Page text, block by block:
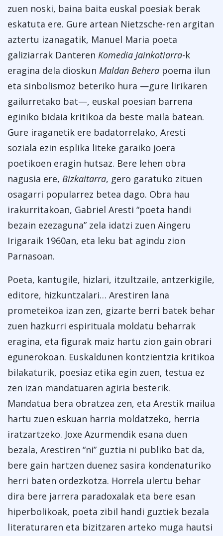
zuen noski, baina baita euskal poesiak berak
eskatuta ere. Gure artean Nietzsche-ren argitan
aztertu izanagatik, Manuel Maria poeta
galiziarrak Danteren Komedia Jainkotiarra-k
eragina dela dioskun Maldan Behera poema ilun
eta sinbolismoz beteriko hura —gure lirikaren
gailurretako bat—, euskal poesian barrena
eginiko bidaia kritikoa da beste maila batean.
Gure iraganetik ere badatorrelako, Aresti
soziala ezin esplika liteke garaiko joera
poetikoen eragin hutsaz. Bere lehen obra
nagusia ere, Bizkaitarra, gero garatuko zituen
osagarri popularrez betea dago. Obra hau
irakurritakoan, Gabriel Aresti “poeta handi
bezain ezezaguna” zela idatzi zuen Aingeru
Irigaraik 1960an, eta leku bat agindu zion
Parnasoan.
Poeta, kantugile, hizlari, itzultzaile, antzerkigile,
editore, hizkuntzalari… Arestiren lana
prometeikoa izan zen, gizarte berri batek behar
zuen hazkurri espirituala moldatu beharrak
eragina, eta figurak maiz hartu zion gain obrari
egunerokoan. Euskaldunen kontzientzia kritikoa
bilakaturik, poesiaz etika egin zuen, testua ez
zen izan mandatuaren agiria besterik.
Mandatua bera obratzea zen, eta Arestik mailua
hartu zuen eskuan harria moldatzeko, herria
iratzartzeko. Joxe Azurmendik esana duen
bezala, Arestiren “ni” guztia ni publiko bat da,
bere gain hartzen duenez sasira kondenaturiko
herri baten ordezkotza. Horrela ulertu behar
dira bere jarrera paradoxalak eta bere esan
hiperbolikoak, poeta zibil handi guztiek bezala
literaturaren eta bizitzaren arteko muga hautsi